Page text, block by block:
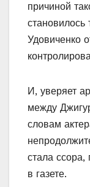
причиной
становилось
Удовиченко
И, уверяет
между
словам
стала
в газете.